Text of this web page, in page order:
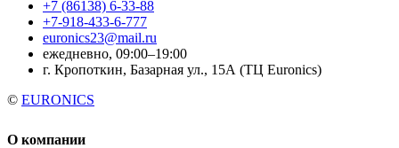
+7 (86138) 6-33-88
+7-918-433-6-777
euronics23@mail.ru
ежедневно, 09:00–19:00
г. Кропоткин, Базарная ул., 15А (ТЦ Euronics)
© EURONICS
О компании